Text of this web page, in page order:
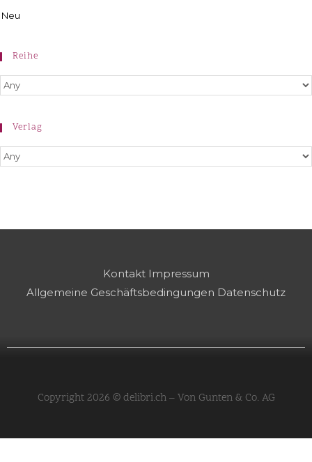
Neu
Reihe
Verlag
Kontakt Impressum
Allgemeine Geschäftsbedingungen Datenschutz
Copyright 2026 © delibri.ch – Von Gunten & Co. AG